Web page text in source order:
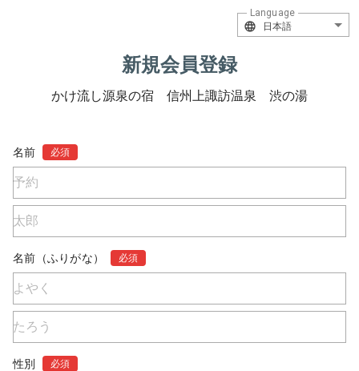
日本語
Language
新規会員登録
かけ流し源泉の宿 信州上諏訪温泉 渋の湯
名前 必須
名前（ふりがな） 必須
性別 必須